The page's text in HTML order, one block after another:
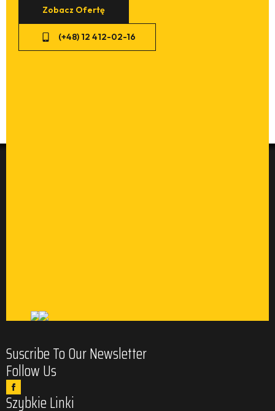
Zobacz Ofertę
(+48) 12 412-02-16
Suscribe To Our Newsletter
Follow Us
Szybkie Linki